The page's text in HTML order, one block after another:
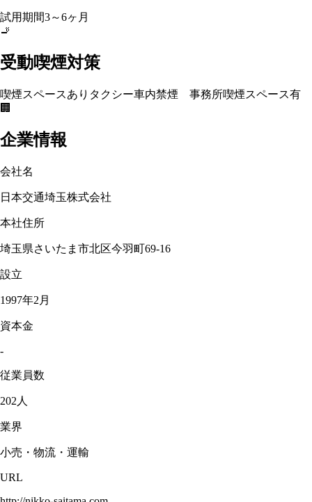
試用期間3～6ヶ月
🚬
受動喫煙対策
喫煙スペースあり タクシー車内禁煙 事務所喫煙スペース有
🏢
企業情報
会社名
日本交通埼玉株式会社
本社住所
埼玉県さいたま市北区今羽町69-16
設立
1997年2月
資本金
-
従業員数
202人
業界
小売・物流・運輸
URL